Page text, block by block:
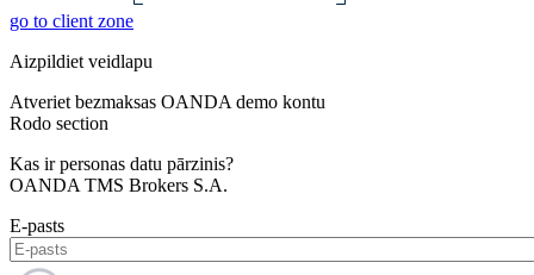
go to client zone
Aizpildiet veidlapu
Atveriet bezmaksas OANDA demo kontu
Rodo section
Kas ir personas datu pārzinis?
OANDA TMS Brokers S.A.
E-pasts